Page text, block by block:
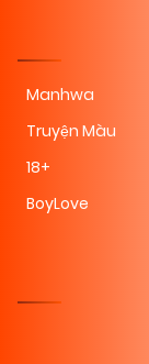
Manhwa
Truyện Màu
18+
BoyLove